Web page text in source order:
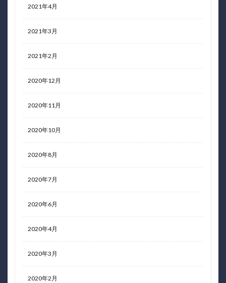
2021年4月
2021年3月
2021年2月
2020年12月
2020年11月
2020年10月
2020年8月
2020年7月
2020年6月
2020年4月
2020年3月
2020年2月